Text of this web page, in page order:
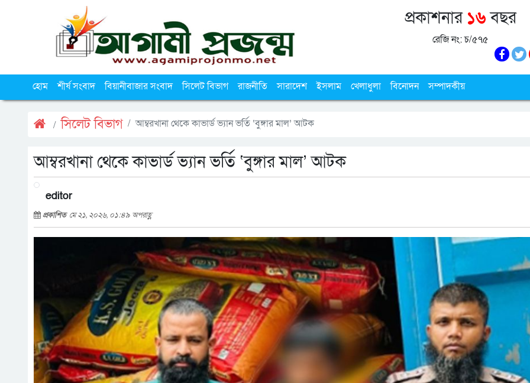
প্রকাশনার ১৬বছর
রেজি নং: চ/৫৭৫
হোম শীর্ষ সংবাদ বিয়ানীবাজার সংবাদ সিলেট বিভাগ রাজনীতি সারাদেশ ইসলাম খেলাধুলা বিনোদন সম্পাদকীয়
সিলেট বিভাগ আম্বরখানা থেকে কাভার্ড ভ্যান ভর্তি ‘বুঙ্গার মাল’ আটক
আম্বরখানা থেকে কাভার্ড ভ্যান ভর্তি ‘বুঙ্গার মাল’ আটক
editor
প্রকাশিত মে ২১, ২০২৬, ০১:৪৯ অপরাহ্ণ